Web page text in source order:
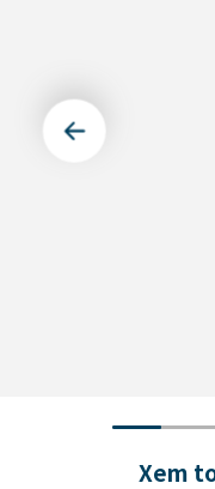
Xem